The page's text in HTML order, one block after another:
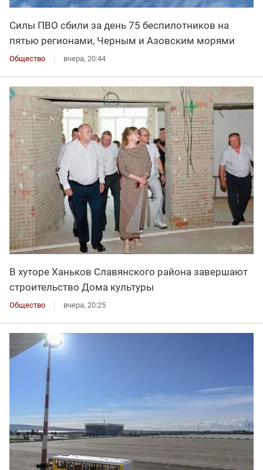
Силы ПВО сбили за день 75 беспилотников на
пятью регионами, Черным и Азовским морями
Общество вчера, 20:44
В хуторе Ханьков Славянского района завершают
строительство Дома культуры
Общество вчера, 20:25